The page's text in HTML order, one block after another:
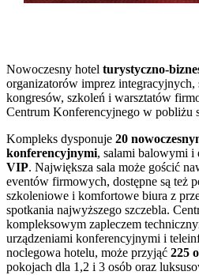
Nowoczesny hotel turystyczno-
organizatorów imprez
kongresów, szkoleń i warsztatów
Centrum Konferencyjnego w pobliżu
Kompleks dysponuje 20
konferencyjnymi, salami balowymi i
VIP. Największa sala może gościć
eventów firmowych, dostępne są też
szkoleniowe i komfortowe biura z
spotkania najwyższego szczebla.
kompleksowym zapleczem
urządzeniami konferencyjnymi i
noclegowa hotelu, może przyjąć 225
pokojach dla 1,2 i 3 osób oraz